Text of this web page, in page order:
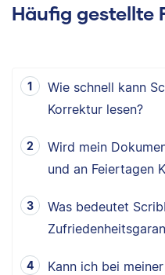
Häufig gestellte
Wie schnell kann
Korrektur lesen?
Wird mein
und an Feiertagen
Was bedeutet
Kann ich bei